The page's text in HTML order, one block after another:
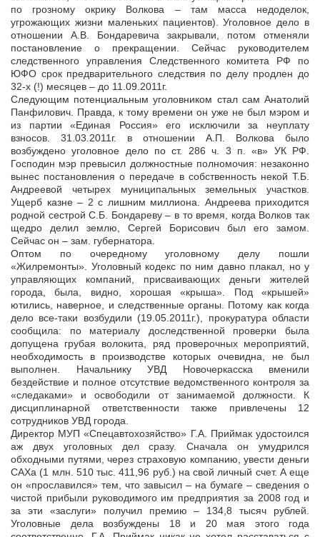
по грозному окрику Волкова – там масса недоделок,
угрожающих жизни маленьких пациентов). Уголовное дело в
отношении А.В. Бондаревича закрывали, потом отменяли
постановление о прекращении. Сейчас руководителем
следственного управления Следственного комитета РФ по
ЮФО срок предварительного следствия по делу продлен до
32-х (!) месяцев – до 11.09.2011г.
Следующим потенциальным уголовником стал сам Анатолий
Панфилович. Правда, к тому времени он уже не был мэром и
из партии «Единая Россия» его исключили за неуплату
взносов. 31.03.2011г. в отношении А.П. Волкова было
возбуждено уголовное дело по ст. 286 ч. 3 п. «в» УК РФ.
Господин мэр превысил должностные полномочия: незаконно
вынес постановления о передаче в собственность некой Т.Б.
Андреевой четырех муниципальных земельных участков.
Ущерб казне – 2 с лишним миллиона. Андреева приходится
родной сестрой С.Б. Бондареву – в то время, когда Волков так
щедро делил землю, Сергей Борисович был его замом.
Сейчас он – зам. губернатора.
Оптом по очередному уголовному делу пошли
«Жилремонты». Уголовный кодекс по ним давно плакал, но у
управляющих компаний, присваивающих деньги жителей
города, была, видно, хорошая «крыша». Под «крышей»
ютились, наверное, и следственные органы. Потому как когда
дело все-таки возбудили (19.05.2011г.), прокуратура области
сообщила: по материалу доследственной проверки была
допущена грубая волокита, ряд проверочных мероприятий,
необходимость в производстве которых очевидна, не был
выполнен. Начальнику УВД Новочеркасска вменили
бездействие и полное отсутствие ведомственного контроля за
«следаками» и освободили от занимаемой должности. К
дисциплинарной ответственности также привлечены 12
сотрудников УВД города.
Директор МУП «Спецавтохозяйство» Г.А. Приймак удостоился
аж двух уголовных дел сразу. Сначала он умудрился
обходными путями, через страховую компанию, увести деньги
САХа (1 млн. 510 тыс. 411,96 руб.) на свой личный счет. А еще
он «прославился» тем, что завысил – на бумаге – сведения о
чистой прибыли руководимого им предприятия за 2008 год и
за эти «заслуги» получил премию – 134,8 тысяч рублей.
Уголовные дела возбуждены 18 и 20 мая этого года